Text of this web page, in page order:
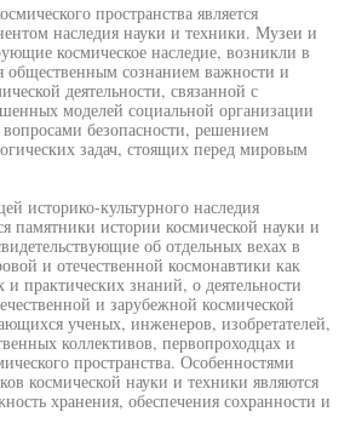
пространства является
наследия науки и техники. Музеи и
космическое наследие, возникли в
общественным сознанием важности и
деятельности, связанной с
моделей социальной организации
безопасности, решением
задач, стоящих перед мировым
историко-культурного наследия
памятники истории космической науки и
об отдельных вехах в
и отечественной космонавтики как
и практических знаний, о деятельности
и зарубежной космической
ученых, инженеров, изобретателей,
коллективов, первопроходцах и
пространства. Особенностями
космической науки и техники являются
хранения, обеспечения сохранности и